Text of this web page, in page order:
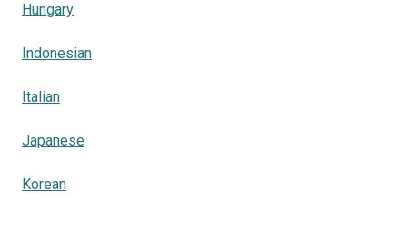
Hungary
Indonesian
Italian
Japanese
Korean